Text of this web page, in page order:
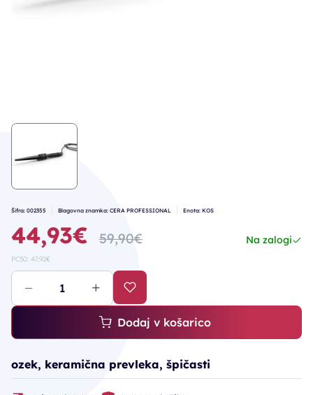
Šifra: 002355 Blagovna znamka: CERA PROFESSIONAL Enota: KOS
44,93€ 59,90€ Na zalogi
PC30: 47,92€
Dodaj v košarico
ozek, keramična prevleka, špičasti